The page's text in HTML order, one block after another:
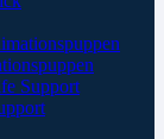
Support